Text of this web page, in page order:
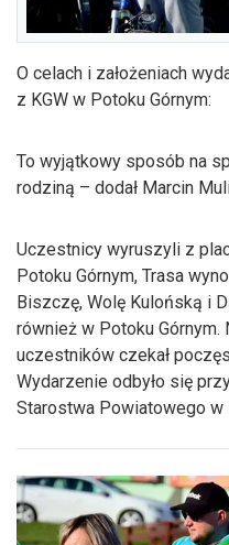
O celach i założeniach
z KGW w Potoku Górnym:
To wyjątkowy sposób na
rodziną – dodał Marcin
Uczestnicy wyruszyli z
Potoku Górnym, Trasa
Biszczę, Wolę Kulońską i
również w Potoku
uczestników czekał
Wydarzenie odbyło się
Starostwa Powiatowego w